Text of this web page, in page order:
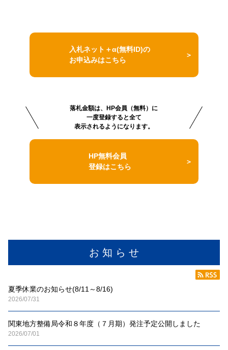
お 知 ら せ
夏季休業のお知らせ(8/11～8/16)
2026/07/31
関東地方整備局令和８年度（７月期）発注予定公開しました
2026/07/01
入札ネット＋α(無料ID)の
お申込みはこちら
落札金額は、HP会員（無料）に
一度登録すると全て
表示されるようになります。
HP無料会員
登録はこちら